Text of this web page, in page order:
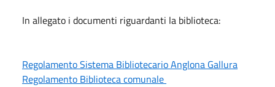
In allegato i documenti riguardanti la biblioteca:
Regolamento Sistema Bibliotecario Anglona Gallura
Regolamento Biblioteca comunale